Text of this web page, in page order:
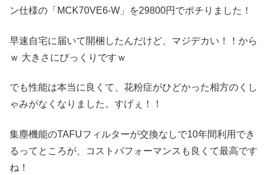
ン仕様の「MCK70VE6-W」を29800円でポチりました！
早速自宅に届いて開梱したんだけど、マジデカい！！から
ｗ 大きさにびっくりですｗ
でも性能は本当に良くて、花粉症がひどかった相方のくし
ゃみがなくなりました。すげぇ！！
集塵機能のTAFUフィルターが交換なしで10年間利用でき
るってところが、コストパフォーマンスも良くて最高です
ね！